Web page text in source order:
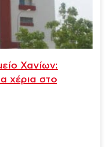
Χανίων:
χέρια στο